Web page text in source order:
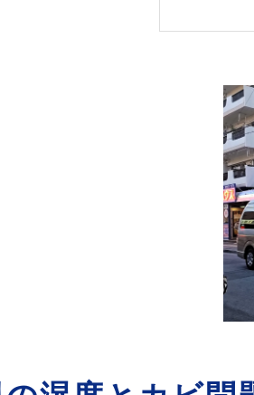
カビ
カビ
カビ
沖縄
お問